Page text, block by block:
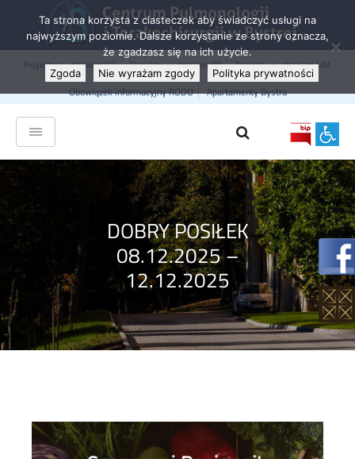
Projekty z udziałem UE Projekty z udziałem BP
Projekty z udziałem UM
Obowiązek informacyjny RODO
Apartamenty Bystra
DOBRY POSIŁEK
08.12.2025 –
12.12.2025
Ta strona korzysta z ciasteczek aby świadczyć usługi na
najwyższym poziomie. Dalsze korzystanie ze strony oznacza,
że zgadzasz się na ich użycie.
Zgoda
Nie wyrażam zgody Polityka prywatności